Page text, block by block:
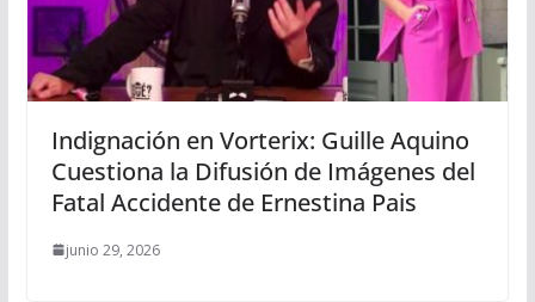
Indignación en Vorterix: Guille Aquino
Cuestiona la Difusión de Imágenes del
Fatal Accidente de Ernestina Pais
junio 29, 2026